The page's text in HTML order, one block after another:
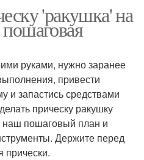
'ракушка' на
руками, нужно заранее
привести
и запастись средствами
прическу ракушку
наш пошаговый план и
Держите перед
прически.